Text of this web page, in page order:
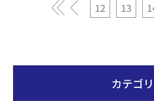
« « 12 13
カテゴリ